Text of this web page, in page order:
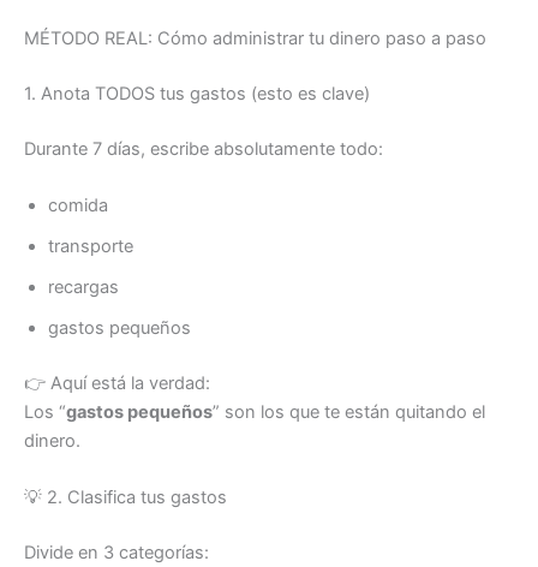
MÉTODO REAL: Cómo administrar tu dinero paso a paso
1. Anota TODOS tus gastos (esto es clave)
Durante 7 días, escribe absolutamente todo:
comida
transporte
recargas
gastos pequeños
👉 Aquí está la verdad:
Los “gastos pequeños” son los que te están quitando el
dinero.
💡 2. Clasifica tus gastos
Divide en 3 categorías: